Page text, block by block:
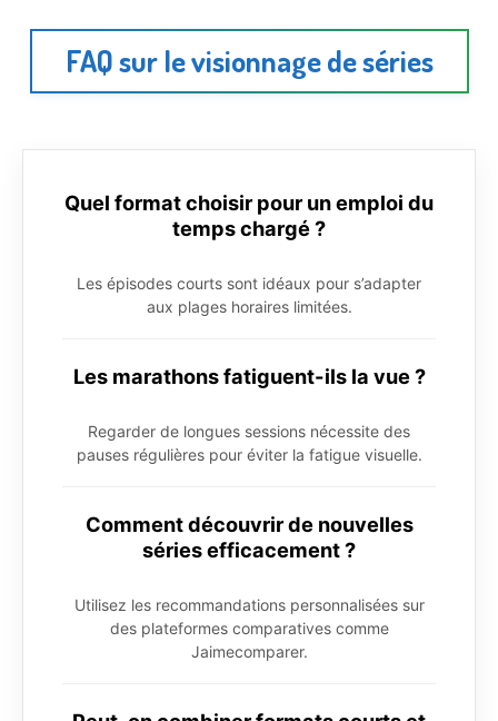
FAQ sur le visionnage de séries
Quel format choisir pour un emploi du
temps chargé ?
Les épisodes courts sont idéaux pour s’adapter
aux plages horaires limitées.
Les marathons fatiguent-ils la vue ?
Regarder de longues sessions nécessite des
pauses régulières pour éviter la fatigue visuelle.
Comment découvrir de nouvelles
séries efficacement ?
Utilisez les recommandations personnalisées sur
des plateformes comparatives comme
Jaimecomparer.